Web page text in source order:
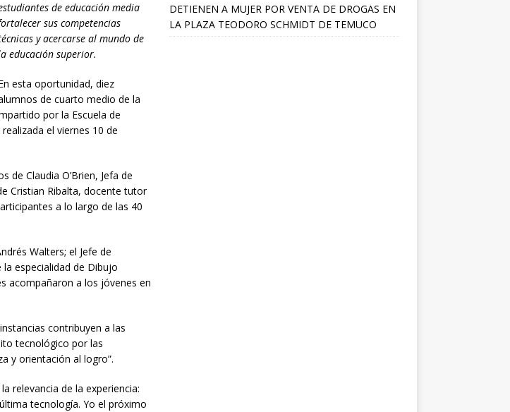
de educación media
sus competencias
y acercarse al mundo de
educación superior.
esta oportunidad, diez
de cuarto medio de la
por la Escuela de
el viernes 10 de
Claudia O’Brien, Jefa de
Cristian Ribalta, docente tutor
a lo largo de las 40
Walters; el Jefe de
especialidad de Dibujo
acompañaron a los jóvenes en
contribuyen a las
tecnológico por las
y orientación al logro”.
relevancia de la experiencia:
tecnología. Yo el próximo
DETIENEN A MUJER POR VENTA DE DROGAS EN
LA PLAZA TEODORO SCHMIDT DE TEMUCO